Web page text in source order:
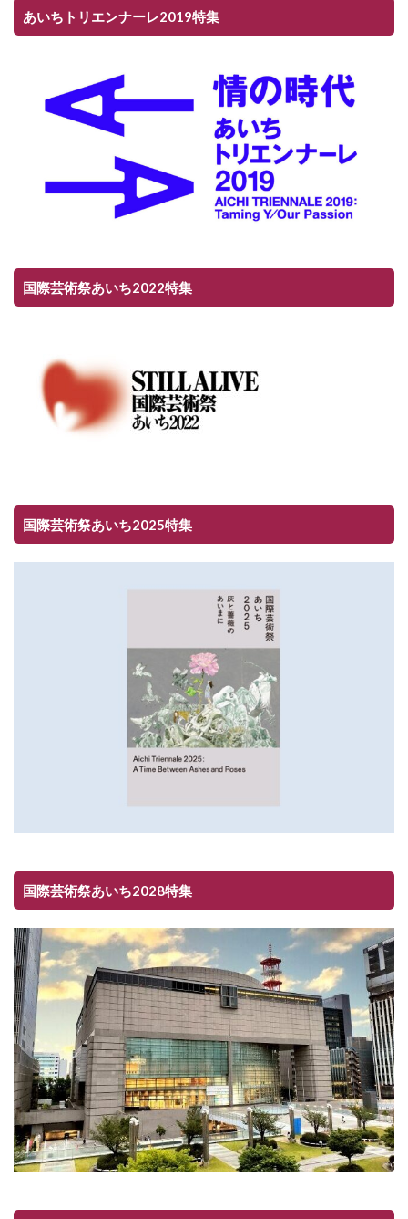
あいちトリエンナーレ2019特集
国際芸術祭あいち2022特集
国際芸術祭あいち2025特集
国際芸術祭あいち2028特集